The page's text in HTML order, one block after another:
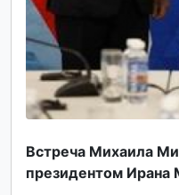
Встреча Михаила
президентом